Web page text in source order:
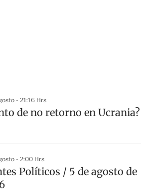
- 21:16 Hrs
de no retorno en Ucrania?
- 2:00 Hrs
Políticos / 5 de agosto de